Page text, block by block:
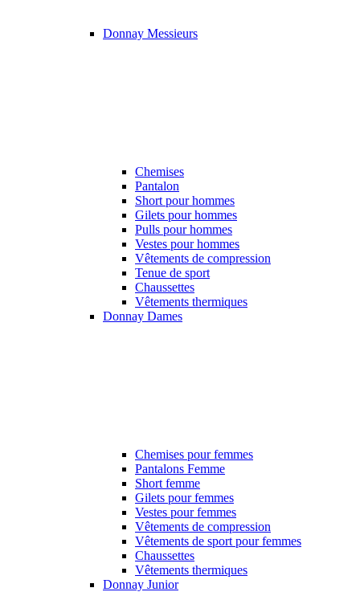
Donnay Messieurs
Chemises
Pantalon
Short pour hommes
Gilets pour hommes
Pulls pour hommes
Vestes pour hommes
Vêtements de compression
Tenue de sport
Chaussettes
Vêtements thermiques
Donnay Dames
Chemises pour femmes
Pantalons Femme
Short femme
Gilets pour femmes
Vestes pour femmes
Vêtements de compression
Vêtements de sport pour femmes
Chaussettes
Vêtements thermiques
Donnay Junior